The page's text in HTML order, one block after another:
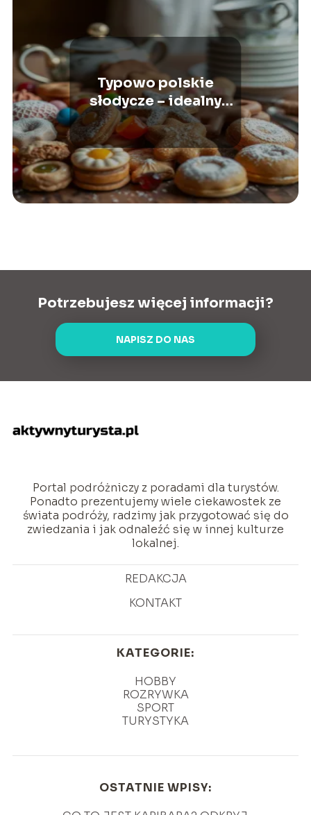
Typowo polskie
słodycze – idealny
prezent dla
obcokrajowców
Potrzebujesz więcej informacji?
NAPISZ DO NAS
Portal podróżniczy z poradami dla turystów.
Ponadto prezentujemy wiele ciekawostek ze
świata podróży, radzimy jak przygotować się do
zwiedzania i jak odnaleźć się w innej kulturze
lokalnej.
REDAKCJA
KONTAKT
KATEGORIE:
HOBBY
ROZRYWKA
SPORT
TURYSTYKA
OSTATNIE WPISY: